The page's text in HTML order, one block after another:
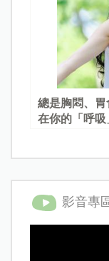
總是胸悶、
在你的「呼吸
影音專